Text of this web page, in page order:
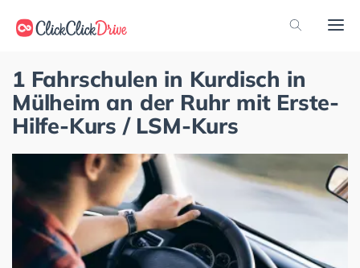
1 Fahrschulen in Kurdisch in
Mülheim an der Ruhr mit Erste-
Hilfe-Kurs / LSM-Kurs